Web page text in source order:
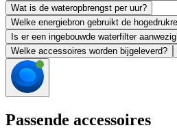
Wat is de wateropbrengst per uur?
Welke energiebron gebruikt de
Is er een ingebouwde waterfilter
Welke accessoires worden bijgeleverd?
Passende accessoires